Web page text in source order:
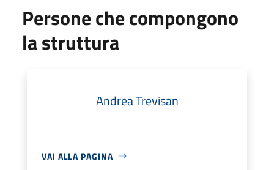
Persone che compongono
la struttura
Andrea Trevisan
VAI ALLA PAGINA